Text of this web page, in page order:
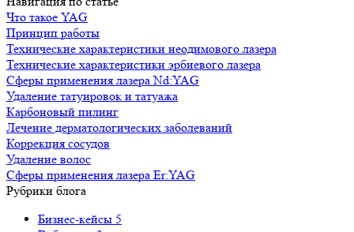
Что такое YAG
Принцип работы
Технические характеристики неодимового лазера
Технические характеристики эрбиевого лазера
Сферы применения лазера Nd:YAG
Удаление татуировок и татуажа
Карбоновый пилинг
Лечение дерматологических заболеваний
Коррекция сосудов
Удаление волос
Сферы применения лазера Er:YAG
Рубрики блога
Бизнес-кейсы 5